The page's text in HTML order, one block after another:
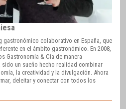
gastronómico colaborativo en España, que
en el ámbito gastronómico. En 2008,
Gastronomía & Cía de manera
un sueño hecho realidad combinar
la creatividad y la divulgación. Ahora
deleitar y conectar con todos los